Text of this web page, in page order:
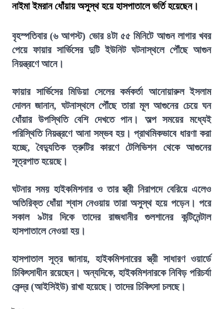
নাইমা ইমরান ধোঁয়ায় অসুস্থ হয়ে হাসপাতালে ভর্তি হয়েছেন।
বৃহস্পতিবার (৬ আগস্ট) ভোর ৪টা ৫৫ মিনিটে আগুন লাগার খবর
পেয়ে ফায়ার সার্ভিসের দুটি ইউনিট ঘটনাস্থলে পৌঁছে আগুন
নিয়ন্ত্রণে আনে।
ফায়ার সার্ভিসের মিডিয়া সেলের কর্মকর্তা আনোয়ারুল ইসলাম
দোলন জানান, ঘটনাস্থলে পৌঁছে তারা মূল আগুনের চেয়ে ঘন
ধোঁয়ার উপস্থিতি বেশি দেখতে পান। অল্প সময়ের মধ্যেই
পরিস্থিতি নিয়ন্ত্রণে আনা সম্ভব হয়। প্রাথমিকভাবে ধারণা করা
হচ্ছে, বৈদ্যুতিক ত্রুটির কারণে টেলিভিশন থেকে আগুনের
সূত্রপাত হয়েছে।
ঘটনার সময় হাইকমিশনার ও তার স্ত্রী নিরাপদে বেরিয়ে এলেও
অতিরিক্ত ধোঁয়া শ্বাস নেওয়ায় তারা অসুস্থ হয়ে পড়েন। পরে
সকাল ৯টার দিকে তাদের রাজধানীর গুলশানের কন্টিনেন্টাল
হাসপাতালে নেওয়া হয়।
হাসপাতাল সূত্র জানায়, হাইকমিশনারের স্ত্রী সাধারণ ওয়ার্ডে
চিকিৎসাধীন রয়েছেন। অন্যদিকে, হাইকমিশনারকে নিবিড় পরিচর্যা
কেন্দ্র (আইসিইউ) রাখা হয়েছে। তাদের চিকিৎসা চলছে।